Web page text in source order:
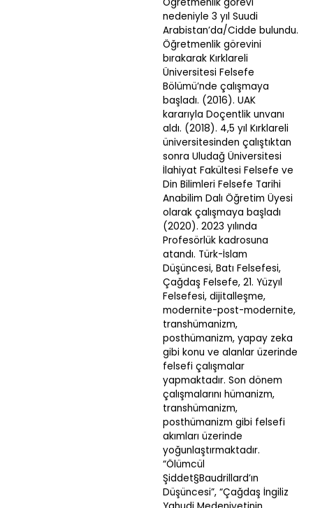
nedeniyle 3 yıl Suudi
Arabistan’da/Cidde bulundu.
Öğretmenlik görevini
bırakarak Kırklareli
Üniversitesi Felsefe
Bölümü’nde çalışmaya
başladı. (2016). UAK
kararıyla Doçentlik unvanı
aldı. (2018). 4,5 yıl Kırklareli
üniversitesinden çalıştıktan
sonra Uludağ Üniversitesi
İlahiyat Fakültesi Felsefe ve
Din Bilimleri Felsefe Tarihi
Anabilim Dalı Öğretim Üyesi
olarak çalışmaya başladı
(2020). 2023 yılında
Profesörlük kadrosuna
atandı. Türk-İslam
Düşüncesi, Batı Felsefesi,
Çağdaş Felsefe, 21. Yüzyıl
Felsefesi, dijitalleşme,
modernite-post-modernite,
transhümanizm,
posthümanizm, yapay zeka
gibi konu ve alanlar üzerinde
felsefi çalışmalar
yapmaktadır. Son dönem
çalışmalarını hümanizm,
transhümanizm,
posthümanizm gibi felsefi
akımları üzerinde
yoğunlaştırmaktadır.
“Ölümcül
Şiddet§Baudrillard’ın
Düşüncesi”, “Çağdaş İngiliz